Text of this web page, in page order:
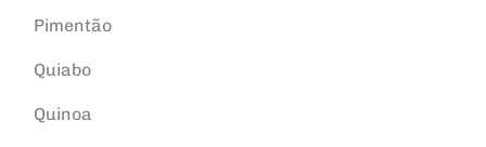
Pimentão
Quiabo
Quinoa